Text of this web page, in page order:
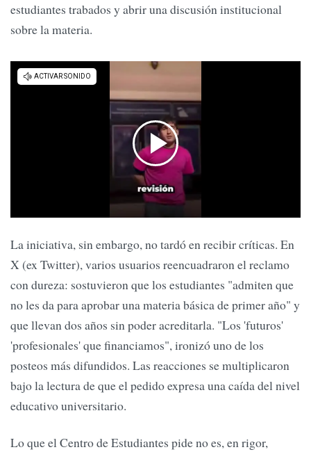
estudiantes trabados y abrir una discusión institucional
sobre la materia.
La iniciativa, sin embargo, no tardó en recibir críticas. En
X (ex Twitter), varios usuarios reencuadraron el reclamo
con dureza: sostuvieron que los estudiantes "admiten que
no les da para aprobar una materia básica de primer año" y
que llevan dos años sin poder acreditarla. "Los 'futuros'
'profesionales' que financiamos", ironizó uno de los
posteos más difundidos. Las reacciones se multiplicaron
bajo la lectura de que el pedido expresa una caída del nivel
educativo universitario.
Lo que el Centro de Estudiantes pide no es, en rigor,